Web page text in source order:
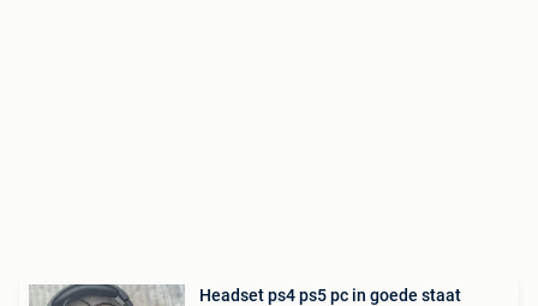
Headset ps4 ps5 pc in goede staat